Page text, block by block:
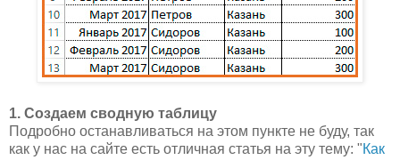
1. Создаем сводную таблицу
Подробно останавливаться на этом пункте не буду, так
как у нас на сайте есть отличная статья на эту тему: "Как